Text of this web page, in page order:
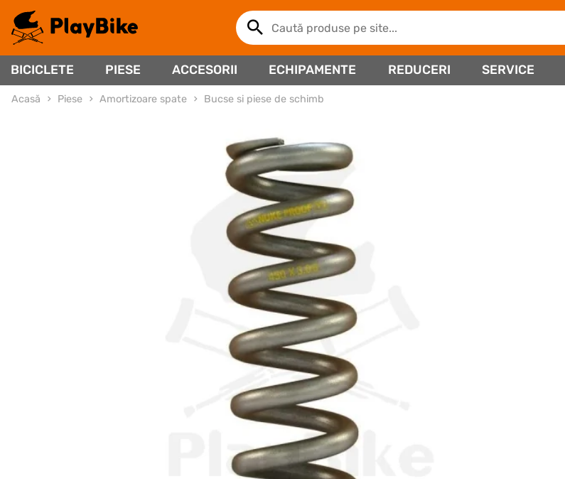
BICICLETE PIESE ACCESORII ECHIPAMENTE REDUCERI SERVICE
Acasă Piese Amortizoare spate Bucse si piese de schimb